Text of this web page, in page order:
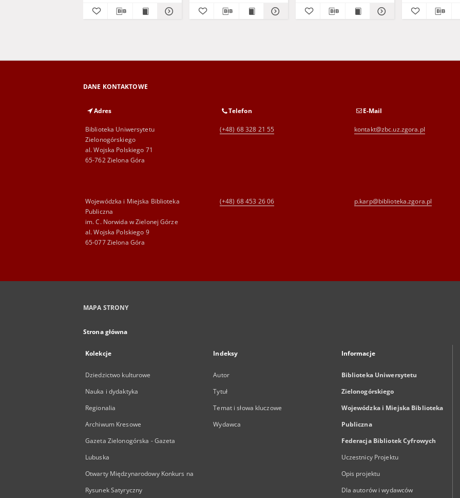
DANE KONTAKTOWE
Adres
Biblioteka Uniwersytetu
Zielonogórskiego
al. Wojska Polskiego 71
65-762 Zielona Góra
Telefon
(+48) 68 328 21 55
E-Mail
kontakt@zbc.uz.zgora.pl
Wojewódzka i Miejska Biblioteka
Publiczna
im. C. Norwida w Zielonej Górze
al. Wojska Polskiego 9
65-077 Zielona Góra
(+48) 68 453 26 06 p.karp@biblioteka.zgora.pl
MAPA STRONY
Strona główna
Kolekcje
Dziedzictwo kulturowe
Nauka i dydaktyka
Regionalia
Archiwum Kresowe
Gazeta Zielonogórska - Gazeta
Lubuska
Otwarty Międzynarodowy Konkurs na
Rysunek Satyryczny
Indeksy
Autor
Tytuł
Temat i słowa kluczowe
Wydawca
Informacje
Biblioteka Uniwersytetu
Zielonogórskiego
Wojewódzka i Miejska Biblioteka
Publiczna
Federacja Bibliotek Cyfrowych
Uczestnicy Projektu
Opis projektu
Dla autorów i wydawców